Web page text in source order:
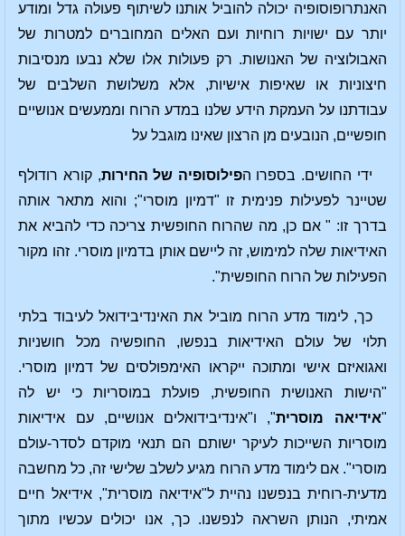
האנתרופוסופיה יכולה להוביל אותנו לשיתוף פעולה גדל ומודע
יותר עם ישויות רוחיות ועם האלים המחוברים למטרות של
האבולוציה של האנושות. רק פעולות אלו שלא נבעו מנסיבות
חיצוניות או שאיפות אישיות, אלא משלושת השלבים של
עבודתנו על העמקת הידע שלנו במדע הרוח וממעשים אנושיים
חופשיים, הנובעים מן הרצון שאינו מוגבל על
ידי החושים. בספרו הפילוסופיה של החירות, קורא רודולף
שטיינר לפעילות פנימית זו "דמיון מוסרי"; והוא מתאר אותה
בדרך זו: " אם כן, מה שהרוח החופשית צריכה כדי להביא את
האידיאות שלה למימוש, זה ליישם אותן בדמיון מוסרי. זהו מקור
הפעילות של הרוח החופשית".
כך, לימוד מדע הרוח מוביל את האינדיבידואל לעיבוד בלתי
תלוי של עולם האידיאות בנפשו, החופשיה מכל חושניות
ואגואיזם אישי ומתוכה ייקראו האימפולסים של דמיון מוסרי.
"הישות האנושית החופשית, פועלת במוסריות כי יש לה
"אידיאה מוסרית", ו"אינדיבידואלים אנושיים, עם אידיאות
מוסריות השייכות לעיקר ישותם הם תנאי מוקדם לסדר-עולם
מוסרי". אם לימוד מדע הרוח מגיע לשלב שלישי זה, כל מחשבה
מדעית-רוחית בנפשנו נהיית ל"אידיאה מוסרית", אידיאל חיים
אמיתי, הנותן השראה לנפשנו. כך, אנו יכולים עכשיו מתוך